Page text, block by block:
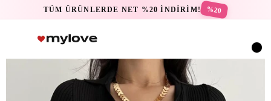
TÜM ÜRÜNLERDE NET %20 İNDİRİM! %20